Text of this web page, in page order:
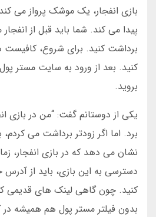
بازی انفجار، یک موشک پرواز می
پیدا می کند. شما باید قبل از
برداشت کنید. برای شروع، کافیست
کنید. بعد از ورود به سایت مستر
بروید.
برد. اما اگر زودتر برداشت می
نشان می دهد که در بازی انفجار،
دسترسی به این بازی، باید از
کنید. چون گاهی لینک های قدیمی
بدون فیلتر مستر پول هم همیشه در